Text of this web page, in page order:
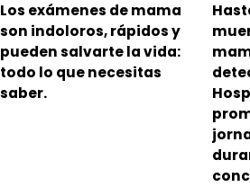
Los exámenes de mama
son indoloros, rápidos y
pueden salvarte la vida:
todo lo que necesitas
saber.